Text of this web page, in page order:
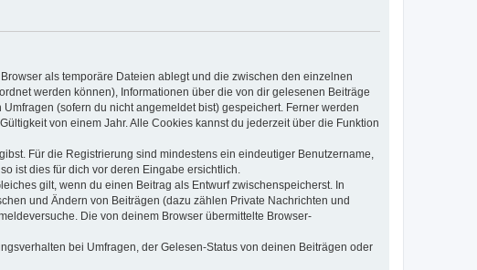
als temporäre Dateien ablegt und die zwischen den einzelnen
werden können), Informationen über die von dir gelesenen Beiträge
(sofern du nicht angemeldet bist) gespeichert. Ferner werden
von einem Jahr. Alle Cookies kannst du jederzeit über die Funktion
Für die Registrierung sind mindestens ein eindeutiger Benutzername,
ist dies für dich vor deren Eingabe ersichtlich.
gilt, wenn du einen Beitrag als Entwurf zwischenspeicherst. In
und Ändern von Beiträgen (dazu zählen Private Nachrichten und
Die von deinem Browser übermittelte Browser-
bei Umfragen, der Gelesen-Status von deinen Beiträgen oder